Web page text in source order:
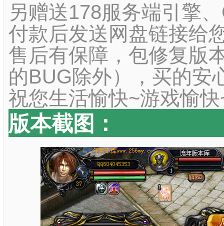
另赠送178服务端引擎
付款后发送网盘链接给
售后有保障，包修复版
的BUG除外），买的安
祝您生活愉快~游戏愉
版本截图：